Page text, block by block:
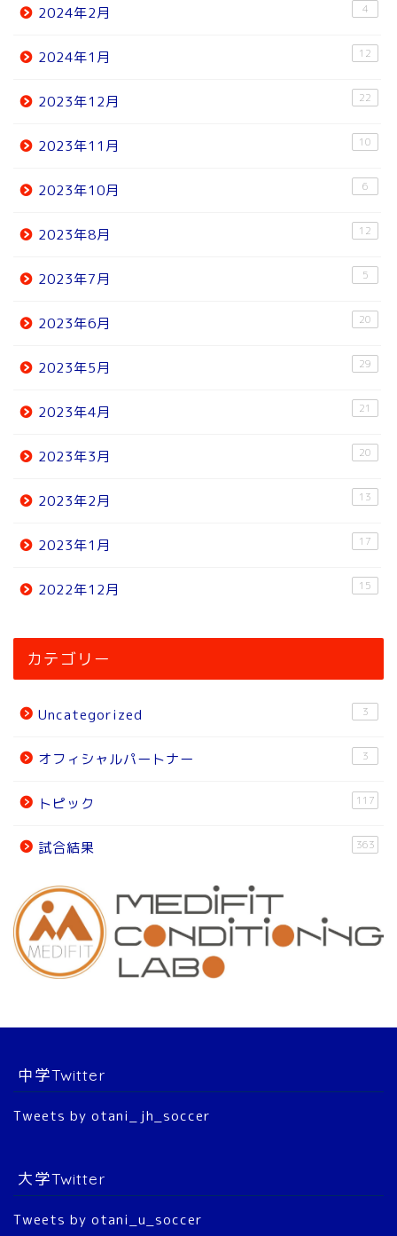
2024年2月 4
2024年1月 12
2023年12月 22
2023年11月 10
2023年10月 6
2023年8月 12
2023年7月 5
2023年6月 20
2023年5月 29
2023年4月 21
2023年3月 20
2023年2月 13
2023年1月 17
2022年12月 15
カテゴリー
Uncategorized 3
オフィシャルパートナー 3
トピック 117
試合結果 363
中学Twitter
Tweets by otani_jh_soccer
大学Twitter
Tweets by otani_u_soccer
ニュース
チーム紹介
選 手